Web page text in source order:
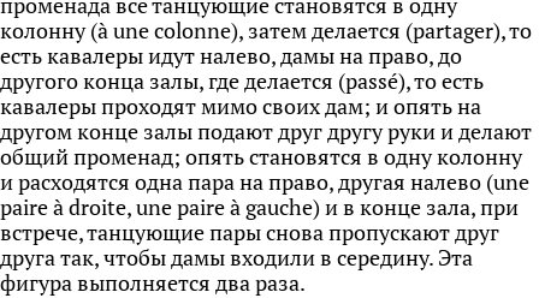
колонну (à une colonne), затем делается (partager), то
есть кавалеры идут налево, дамы на право, до
другого конца залы, где делается (passé), то есть
кавалеры проходят мимо своих дам; и опять на
другом конце залы подают друг другу руки и делают
общий променад; опять становятся в одну колонну
и расходятся одна пара на право, другая налево (une
paire à droite, une paire à gauche) и в конце зала, при
встрече, танцующие пары снова пропускают друг
другатак, чтобы дамы входили в середину. Эта
фигура выполняется два раза.